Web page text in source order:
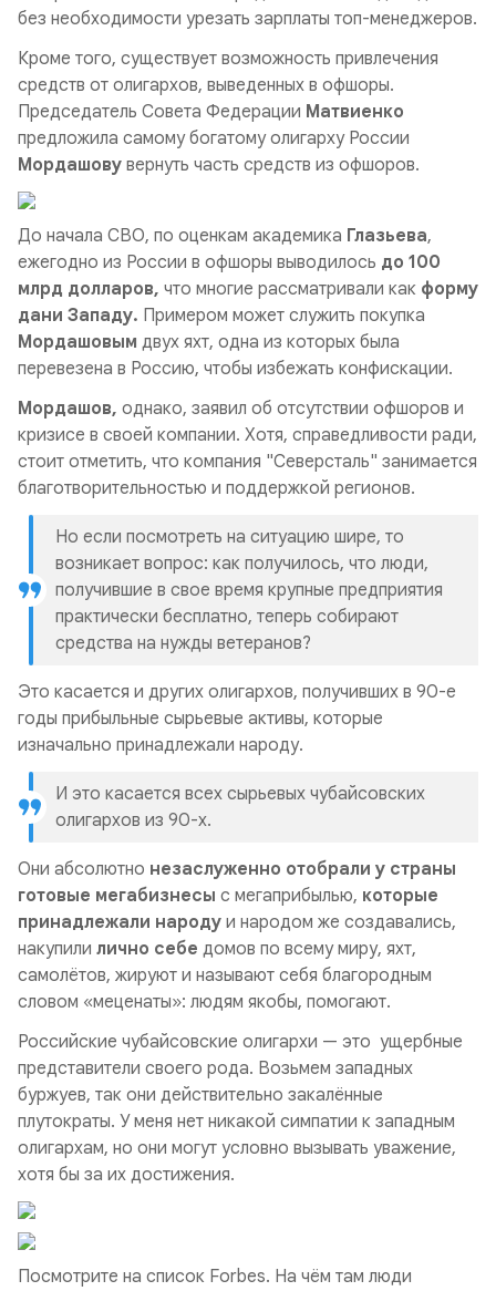
без необходимости урезать зарплаты топ-менеджеров.
Кроме того, существует возможность привлечения
средств от олигархов, выведенных в офшоры.
Председатель Совета Федерации Матвиенко
предложила самому богатому олигарху России
Мордашову вернуть часть средств из офшоров.
До начала СВО, по оценкам академика Глазьева,
ежегодно из России в офшоры выводилось до 100
млрд долларов, что многие рассматривали как форму
дани Западу. Примером может служить покупка
Мордашовым двух яхт, одна из которых была
перевезена в Россию, чтобы избежать конфискации.
Мордашов, однако, заявил об отсутствии офшоров и
кризисе в своей компании. Хотя, справедливости ради,
стоит отметить, что компания "Северсталь" занимается
благотворительностью и поддержкой регионов.
Но если посмотреть на ситуацию шире, то
возникает вопрос: как получилось, что люди,
получившие в свое время крупные предприятия
практически бесплатно, теперь собирают
средства на нужды ветеранов?
Это касается и других олигархов, получивших в 90-е
годы прибыльные сырьевые активы, которые
изначально принадлежали народу.
И это касается всех сырьевых чубайсовских
олигархов из 90-х.
Они абсолютно незаслуженно отобрали у страны
готовые мегабизнесы с мегаприбылью, которые
принадлежали народу и народом же создавались,
накупили лично себе домов по всему миру, яхт,
самолётов, жируют и называют себя благородным
словом «меценаты»: людям якобы, помогают.
Российские чубайсовские олигархи — это ущербные
представители своего рода. Возьмем западных
буржуев, так они действительно закалённые
плутократы. У меня нет никакой симпатии к западным
олигархам, но они могут условно вызывать уважение,
хотя бы за их достижения.
Посмотрите на список Forbes. На чём там люди